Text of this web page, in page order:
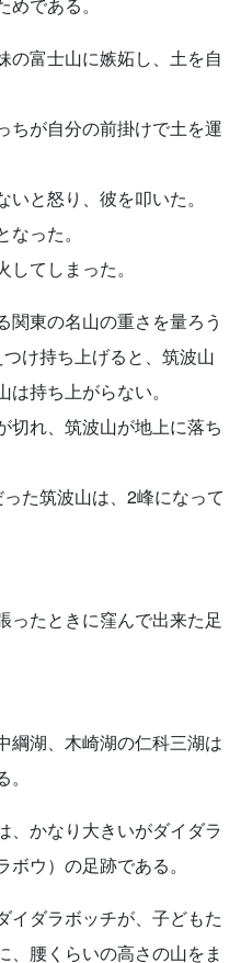
の富士山に嫉妬し、土を自
ちが自分の前掛けで土を運
と怒り、彼を叩いた。
った。
てしまった。
関東の名山の重さを量ろう
け持ち上げると、筑波山
持ち上がらない。
切れ、筑波山が地上に落ち
た筑波山は、2峰になって
ったときに窪んで出来た足
綱湖、木崎湖の仁科三湖は
、かなり大きいがダイダラ
ウ）の足跡である。
イダラボッチが、子どもた
、腰くらいの高さの山をま